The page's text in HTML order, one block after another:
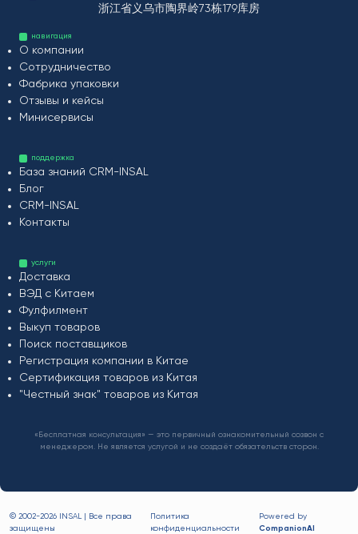
浙江省义乌市陶界岭73栋179库房
навигация
О компании
Сотрудничество
Фабрика упаковки
Отзывы и кейсы
Минисервисы
поддержка
База знаний CRM-INSAL
Блог
CRM-INSAL
Контакты
услуги
Доставка
ВЭД с Китаем
Фулфилмент
Выкуп товаров
Поиск поставщиков
Регистрация компании в Китае
Сертификация товаров из Китая
"Честный знак" товаров из Китая
«Бесплатная консультация» — это первичный ознакомительный созвон с
менеджером. Не является услугой и не создаёт обязательств сторон.
© 2002-2026 INSAL | Все права
защищены
Политика
конфиденциальности
Powered by
CompanionAI